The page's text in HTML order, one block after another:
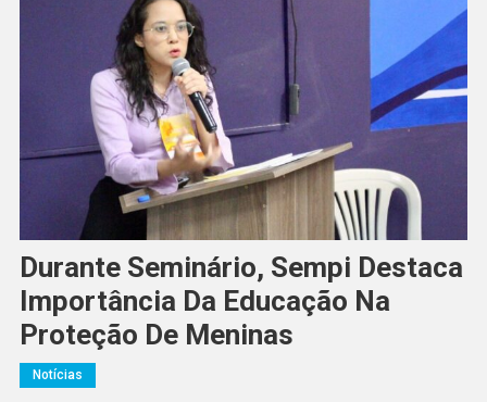
Durante Seminário, Sempi Destaca
Importância Da Educação Na
Proteção De Meninas
Notícias